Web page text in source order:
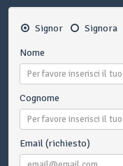
Signor Signora
Nome
Cognome
Email (richiesto)